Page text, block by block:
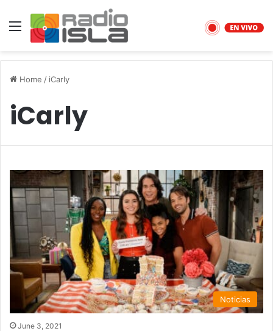
Menu
Home / iCarly
iCarly
Noticias
June 3, 2021